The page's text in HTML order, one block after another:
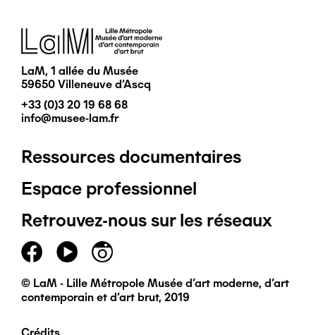
Image
LaM, 1 allée du Musée
59650 Villeneuve d'Ascq
+33 (0)3 20 19 68 68
info@musee-lam.fr
Pied
de
page
principal
Ressources documentaires
Espace professionnel
Retrouvez-nous sur les réseaux
© LaM - Lille Métropole Musée d'art moderne, d'art
contemporain et d'art brut, 2019